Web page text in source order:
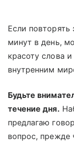
Если повторять
минут в день,
красоту слова
внутренним
Будьте
течение дня.
предлагаю
вопрос, прежде